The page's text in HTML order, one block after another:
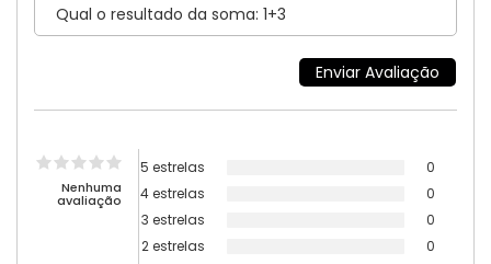
Nenhuma
avaliação
5 estrelas
0
4 estrelas
0
3 estrelas
0
2 estrelas
0